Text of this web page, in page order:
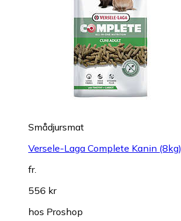
Smådjursmat
Versele-Laga Complete Kanin (8kg)
fr.
556 kr
hos Proshop